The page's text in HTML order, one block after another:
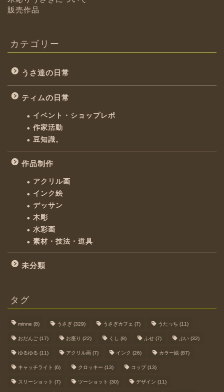
販売作品
カテゴリー
うさ達の日常
ティムの日常
イベント・ショップレポ
作家活動
豆知識。
作品制作
アクリル画
インク絵
デッサン
木彫
水彩画
素材・技法・道具
未分類
タグ
minne (8) うさぎ (329) うさぎカフェ (7) うたっち (11)
おだんご (17) お座り (22) くし (8) ふせ (7) ぷい (32)
ゆるゆる (11) アクリル画 (7) インク (26) カラー絵 (87)
キャッチライト (6) クロッキー (13) コップ(13)
スリーショット (7) ツーショット (30) デザイン (11)